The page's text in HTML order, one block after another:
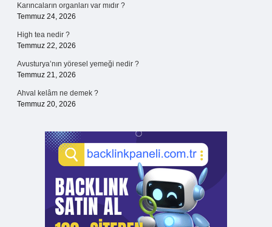
Karıncaların organları var mıdır ?
Temmuz 24, 2026
High tea nedir ?
Temmuz 22, 2026
Avusturya’nın yöresel yemeği nedir ?
Temmuz 21, 2026
Ahval kelâm ne demek ?
Temmuz 20, 2026